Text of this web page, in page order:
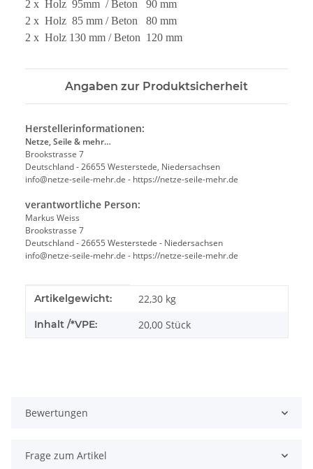
2 x Holz 95mm / Beton 90 mm
2 x Holz 85 mm / Beton 80 mm
2 x Holz 130 mm / Beton 120 mm
Angaben zur Produktsicherheit
Herstellerinformationen:
Netze, Seile & mehr…
Brookstrasse 7
Deutschland - 26655 Westerstede, Niedersachsen
info@netze-seile-mehr.de - https://netze-seile-mehr.de
verantwortliche Person:
Markus Weiss
Brookstrasse 7
Deutschland - 26655 Westerstede - Niedersachsen
info@netze-seile-mehr.de - https://netze-seile-mehr.de
Produkteigenschaft
Wert
Artikelgewicht: 22,30 kg
Inhalt /*VPE: 20,00 Stück
Bewertungen
Frage zum Artikel